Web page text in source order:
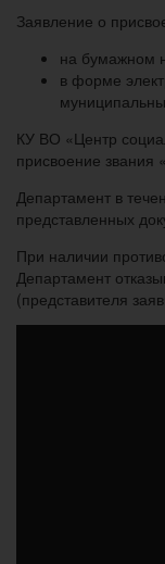
Заявление о
на бумажном
в форме
КУ ВО «Центр
присвоение звания
Департамент в
представленных
При наличии
Департамент
(представителя